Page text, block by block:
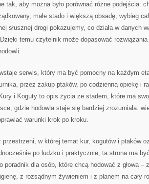
tak, aby można było porównać różne podejścia:
małe stado i większą obsadę, wybieg
słusznej drogi pokazujemy, co działa w danych
temu czytelnik może dopasować
serwis, który ma być pomocny na każdym
przez zakup ptaków, po codzienną opiekę i
i Koguty to opis życia ze stadem, które ma
gdzie hodowla staje się bardziej zrozumiała:
warunki krok po kroku.
w której temat kur, kogutów i ptaków
po ludzku i praktycznie, ta strona ma
poradnik dla osób, które chcą hodować z głową –
z rozsądnym żywieniem i z planem na cały